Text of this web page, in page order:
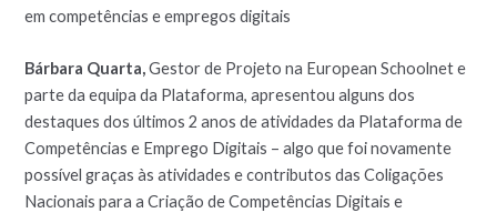
em competências e empregos digitais
Bárbara Quarta,Gestor de Projeto na European Schoolnet e
parte da equipa da Plataforma, apresentou alguns dos
destaques dos últimos 2 anos de atividades da Plataforma de
Competências e Emprego Digitais – algo que foi novamente
possível graças às atividades e contributos das Coligações
Nacionais para a Criação de Competências Digitais e